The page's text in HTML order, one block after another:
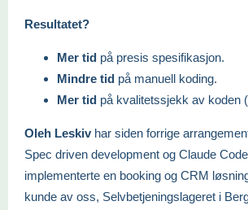
Resultatet?
Mer tid på presis spesifikasjon.
Mindre tid på manuell koding.
Mer tid på kvalitetssjekk av koden
Oleh Leskivhar siden forrige
Spec driven development og Claude
implementerte en booking og CRM
kunde av oss, Selvbetjeningslageret i